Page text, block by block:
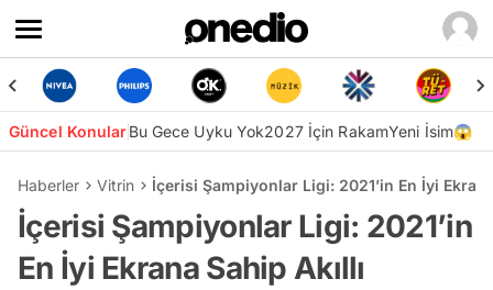
Güncel KonularBu Gece Uyku Yok2027 İçin RakamYeni İsim😱
Haberler Vitrin İçerisi Şampiyonlar Ligi: 2021’in En İyi
İçerisi Şampiyonlar Ligi: 2021’in
En İyi Ekrana Sahip Akıllı